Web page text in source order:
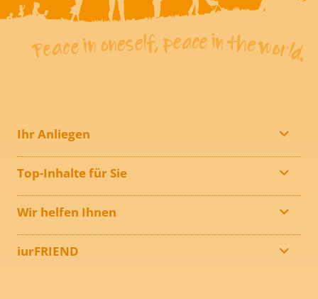
Ihr Anliegen
Top-Inhalte für Sie
Wir helfen Ihnen
iurFRIEND